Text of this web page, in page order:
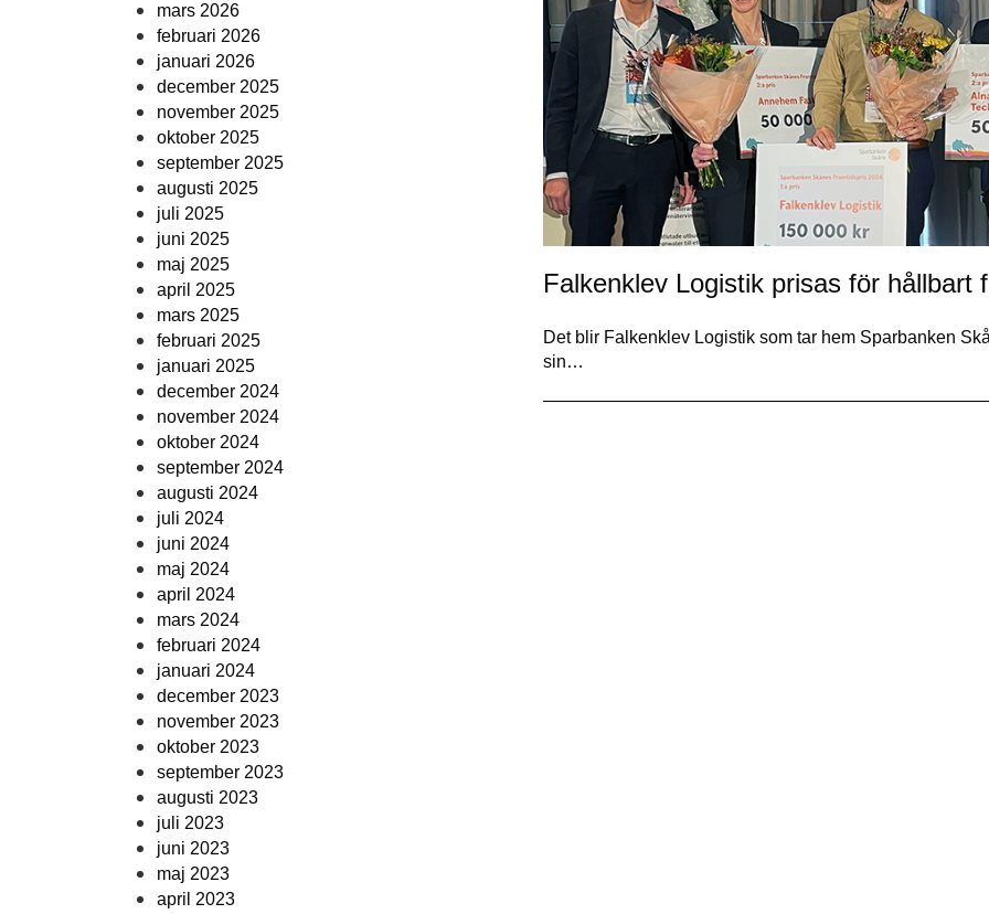
mars 2026
februari 2026
januari 2026
december 2025
november 2025
oktober 2025
september 2025
augusti 2025
juli 2025
juni 2025
maj 2025
april 2025
mars 2025
februari 2025
januari 2025
december 2024
november 2024
oktober 2024
september 2024
augusti 2024
juli 2024
juni 2024
maj 2024
april 2024
mars 2024
februari 2024
januari 2024
december 2023
november 2023
oktober 2023
september 2023
augusti 2023
juli 2023
juni 2023
maj 2023
april 2023
Falkenklev Logistik prisas för hållbart
Det blir Falkenklev Logistik som tar hem Sparbanken
sin…